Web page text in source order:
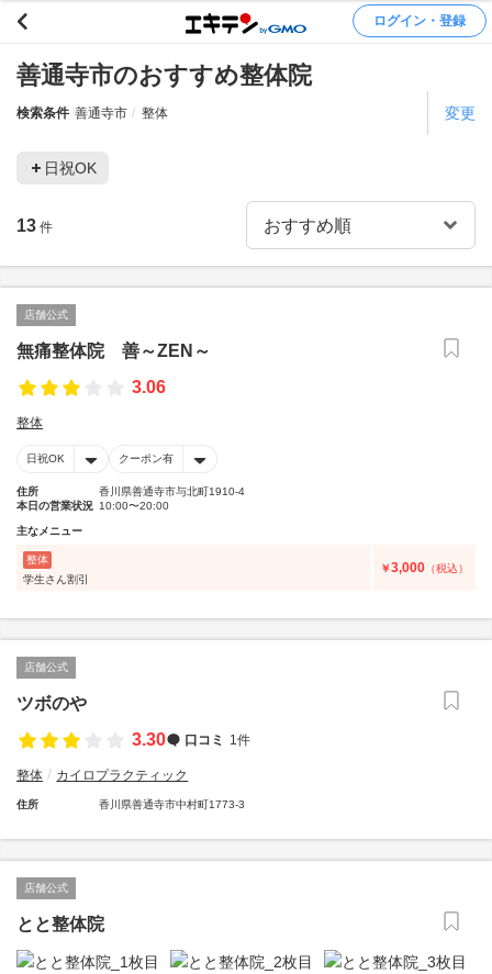
ログイン・登録
善通寺市のおすすめ整体院
検索条件 善通寺市 整体 変更
日祝OK
13 件
店舗公式
無痛整体院 善～ZEN～
3.06
整体
日祝OK クーポン有
住所
香川県善通寺市与北町1910-4
本日の営業状況 10:00〜20:00
主なメニュー
整体
学生さん割引
￥3,000 （税込）
店舗公式
ツボのや
3.30
口コミ 1件
整体 カイロプラクティック
住所 香川県善通寺市中村町1773-3
店舗公式
とと整体院